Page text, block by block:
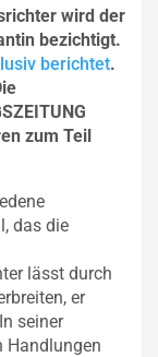
wird der
bezichtigt.
berichtet.
zum Teil
das die
lässt durch
er
seiner
Handlungen